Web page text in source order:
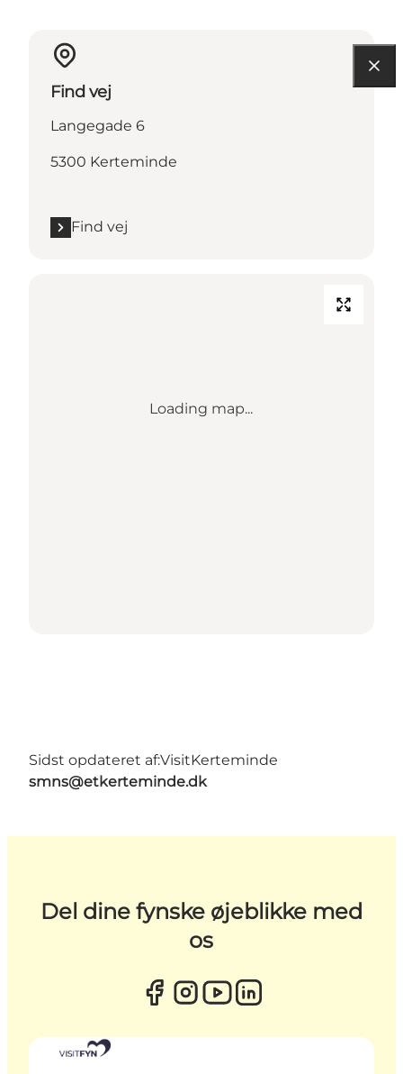
Find vej
Langegade 6
5300 Kerteminde
Find vej
Loading map...
Sidst opdateret af:VisitKerteminde
smns@etkerteminde.dk
Del dine fynske øjeblikke med
os